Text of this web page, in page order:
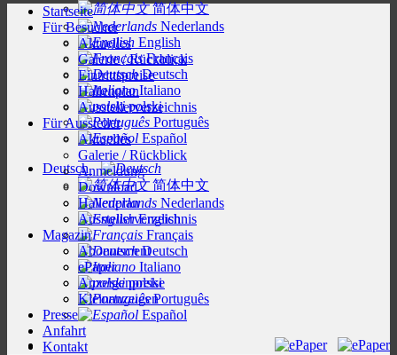
简体中文
Nederlands
English
Français
Deutsch
Italiano
polski
Português
Español
Deutsch
简体中文
Nederlands
English
Français
Deutsch
Italiano
polski
Português
Español
Startseite
Für Besucher
Aktuelles
Galerie / Rückblick
Eintrittspreise
Hallenplan
Ausstellerverzeichnis
Für Aussteller
Aktuelles
Galerie / Rückblick
Anmeldung
Download
Hallenplan
Ausstellerverzeichnis
Magazin
Abonnement
ePaper
Anzeigenpreise
Kleinanzeigen
Presse
Anfahrt
Kontakt